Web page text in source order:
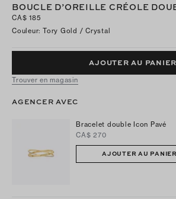
BOUCLE D’OREILLE CRÉOLE
CA$ 185
Couleur: Tory Gold / Crystal
AJOUTER AU PANIER
Trouver en magasin
AGENCER AVEC
Bracelet double Icon Pavé
CA$ 270
AJOUTER AU PANIER